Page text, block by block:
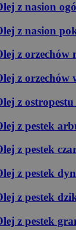
z nasion
z nasion
z orzechów
z orzechów
z ostropestu
z pestek
z pestek
z pestek
z pestek
z pestek